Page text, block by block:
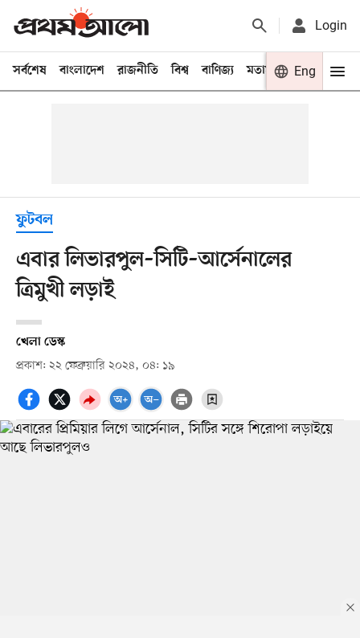
Login
সর্বশেষ বাংলাদেশ রাজনীতি বিশ্ব বাণিজ্য মতামত খেলা
Eng
ফুটবল
এবার লিভারপুল–সিটি–আর্সেনালের
ত্রিমুখী লড়াই
খেলা ডেস্ক
প্রকাশ: ২২ ফেব্রুয়ারি ২০২৪, ০৪: ১৯